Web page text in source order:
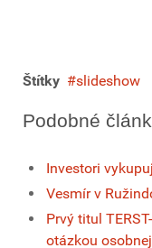
Štítky slideshow
Podobné
Investori
Vesmír v
Prvý titul
otázkou